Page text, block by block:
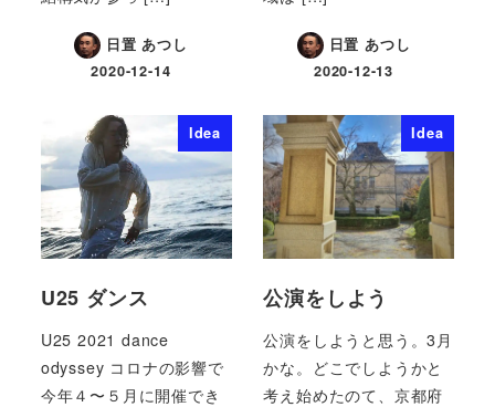
日置 あつし
2020-12-14
日置 あつし
2020-12-13
Idea
U25 ダンス
U25 2021 dance
odyssey コロナの影響で
今年４〜５月に開催でき
Idea
公演をしよう
公演をしようと思う。3月
かな。どこでしようかと
考え始めたのて、京都府